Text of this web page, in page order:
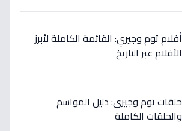
أفلام توم وجيري: القائمة الكاملة لأبرز
الأفلام عبر التاريخ
حلقات توم وجيري: دليل المواسم
والحلقات الكاملة